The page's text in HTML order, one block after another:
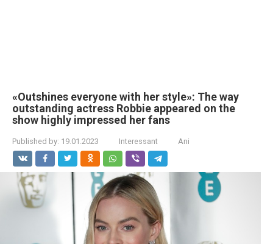
«Outshines everyone with her style»: The way
outstanding actress Robbie appeared on the
show highly impressed her fans
Published by: 19.01.2023 Interessant Ani